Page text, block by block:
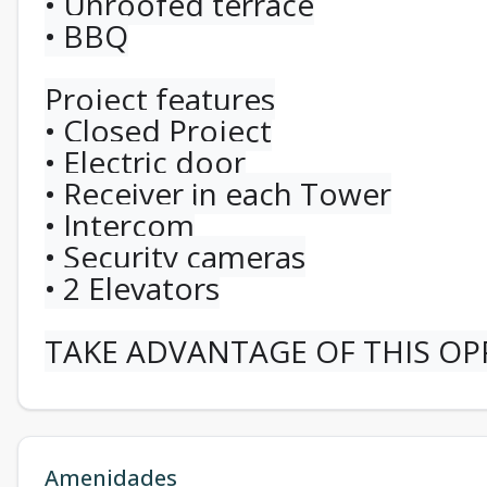
• BBQ
Project features
• Closed Project
• Electric door
• Receiver in each Tower
• Intercom
• Security cameras
• 2 Elevators
TAKE ADVANTAGE OF THIS
Amenidades